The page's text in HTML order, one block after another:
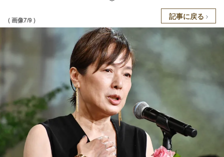
( 画像7/9 ) 記事に戻る